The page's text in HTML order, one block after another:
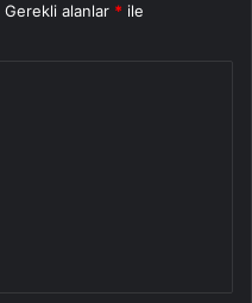
Gerekli alanlar * ile